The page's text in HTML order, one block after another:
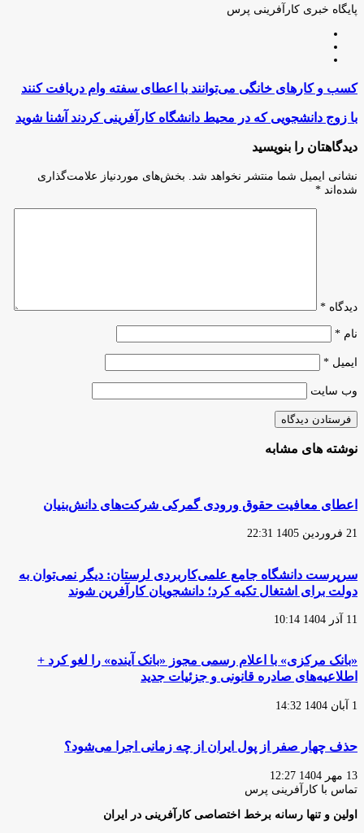
ایمیل
پایگاه خبری کارآفرینی پرس
کسب
کار‌های
خانگی
می‌توانند
با
اعطای
سفته
وام
کسب و کار‌های خانگی می‌توانند با اعطای سفته وام دریافت کنند
با
دانشجویی
در
محیط
کارآفرینی
با زوج دانشجویی که در محیط دانشگاه کارآفرینی کردند آشنا شوید
دیدگاهتان را بنویسید
نشانی ایمیل شما منتشر نخواهد شد.
بخش‌های موردنیاز علامت‌گذاری
شده‌اند *
دیدگاه *
نام *
ایمیل *
وب‌ سایت
نوشته های مشابه
اعطای معافیت حقوق ورودی گمرکی شرکت‌های دانش‌بنیان
21 فروردین 1405 22:31
سرپرست دانشگاه جامع علمی‌کاربردی لرستان: دیگر نمی‌توان به
دولت برای اشتغال تکیه کرد؛ دانشجویان کارآفرین شوند
11 آذر 1404 10:14
«بانک مرکزی» با اعلام رسمی مجوز «بانک آینده» را لغو کرد +
اطلاعیه‌های صادره قانونی و جزئیات جدید
1 آبان 1404 14:32
حذف چهار صفر از پول ایران از چه زمانی اجرا می‌شود؟
13 مهر 1404 12:27
تماس با کارآفرینی پرس
اولین و تنها رسانه برخط اختصاصی کارآفرینی در ایران